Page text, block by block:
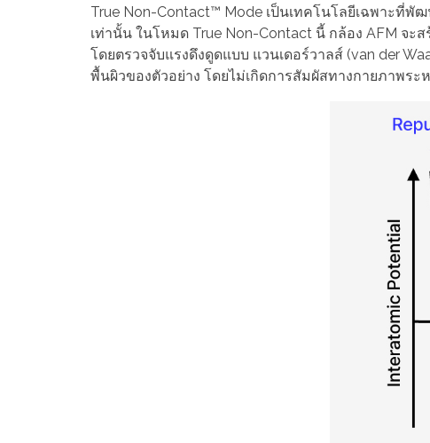
True Non-Contact™ Mode เป็นเทคโนโลยีเฉพาะที่พั
เท่านั้น ในโหมด True Non-Contact นี้ กล้อง AFM จะ
โดยตรวจจับแรงดึงดูดแบบ แวนเดอร์วาลส์ (van der
พื้นผิวของตัวอย่าง โดยไม่เกิดการสัมผัสทางกายภาพระ